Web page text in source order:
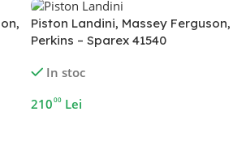
Piston Landini, Massey Ferguson,
Perkins – Sparex 41540
In stoc
21000 Lei